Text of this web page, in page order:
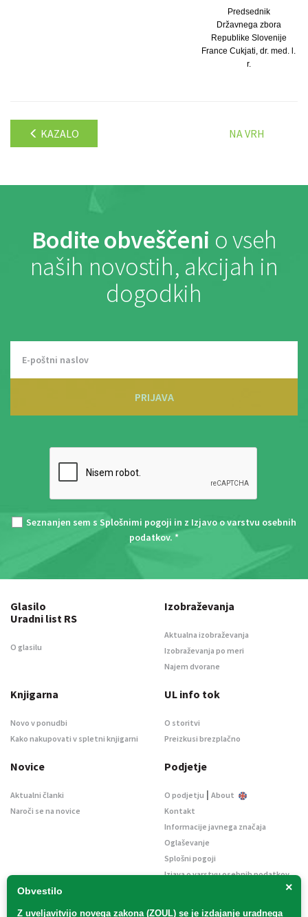
Predsednik
Državnega zbora
Republike Slovenije
France Cukjati, dr. med. l.
r.
KAZALO NA VRH
Bodite obveščeni o vseh
naših novostih, akcijah in
dogodkih
PRIJAVA
Seznanjen sem s Splošnimi pogoji in z Izjavo o varstvu osebnih
podatkov. *
×
Obvestilo
Z uveljavitvijo novega zakona (ZOUL) se je izdajanje uradnega
Glasilo
Uradni list RS
O glasilu
Izobraževanja
Aktualna izobraževanja
Izobraževanja po meri
Najem dvorane
Knjigarna
Novo v ponudbi
Kako nakupovati v spletni knjigarni
UL info tok
O storitvi
Preizkusi brezplačno
Novice
Aktualni članki
Naroči se na novice
Podjetje
O podjetju | About
Kontakt
Informacije javnega značaja
Oglaševanje
Splošni pogoji
Izjava o varstvu osebnih podatkov